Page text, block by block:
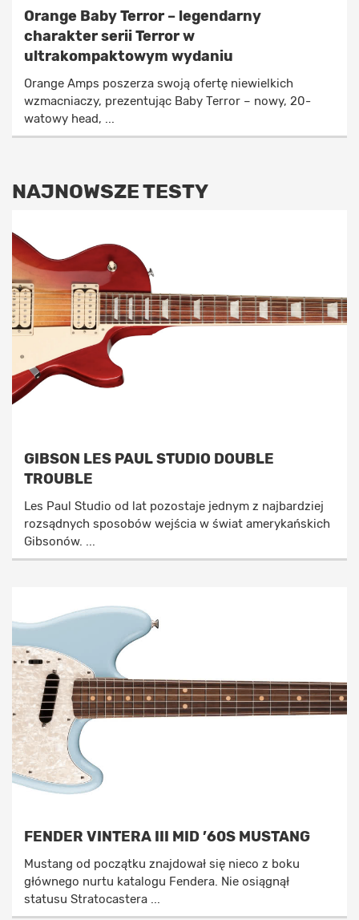
Orange Baby Terror – legendarny
charakter serii Terror w
ultrakompaktowym wydaniu
Orange Amps poszerza swoją ofertę niewielkich
wzmacniaczy, prezentując Baby Terror – nowy, 20-
watowy head, ...
NAJNOWSZE TESTY
GIBSON LES PAUL STUDIO DOUBLE
TROUBLE
Les Paul Studio od lat pozostaje jednym z najbardziej
rozsądnych sposobów wejścia w świat amerykańskich
Gibsonów. ...
FENDER VINTERA III MID ’60S MUSTANG
Mustang od początku znajdował się nieco z boku
głównego nurtu katalogu Fendera. Nie osiągnął
statusu Stratocastera ...